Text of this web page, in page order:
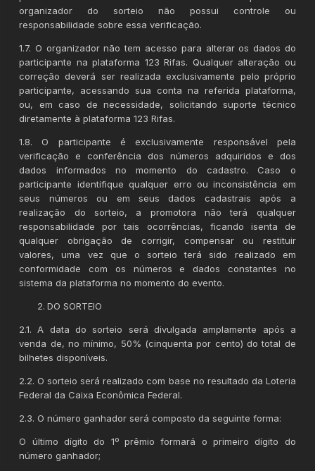
organizador do sorteio não possui controle ou
responsabilidade sobre essa verificação.
1.7. O organizador não tem acesso para alterar os dados do
participante na plataforma 123 Rifas. Qualquer alteração ou
correção deverá ser realizada exclusivamente pelo próprio
participante, acessando sua conta na referida plataforma,
ou, em caso de necessidade, solicitando suporte técnico
diretamente à plataforma 123 Rifas.
1.8. O participante é exclusivamente responsável pela
verificação e conferência dos números adquiridos e dos
dados informados no momento do cadastro. Caso o
participante identifique qualquer erro ou inconsistência em
seus números ou em seus dados cadastrais após a
realização do sorteio, a promotora não terá qualquer
responsabilidade por tais ocorrências, ficando isenta de
qualquer obrigação de corrigir, compensar ou restituir
valores, uma vez que o sorteio terá sido realizado em
conformidade com os números e dados constantes no
sistema da plataforma no momento do evento.
DO SORTEIO
2.1. A data do sorteio será divulgada amplamente após a
venda de, no mínimo, 50% (cinquenta por cento) do total de
bilhetes disponíveis.
2.2. O sorteio será realizado com base no resultado da Loteria
Federal da Caixa Econômica Federal.
2.3. O número ganhador será composto da seguinte forma:
O último dígito do 1º prêmio formará o primeiro dígito do
número ganhador;